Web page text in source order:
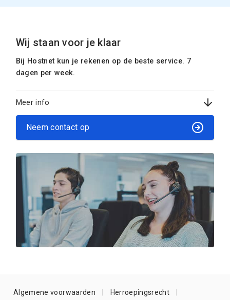
Wij staan voor je klaar
Bij Hostnet kun je rekenen op de beste service. 7
dagen per week.
Meer info
Neem contact op
Algemene voorwaarden Herroepingsrecht